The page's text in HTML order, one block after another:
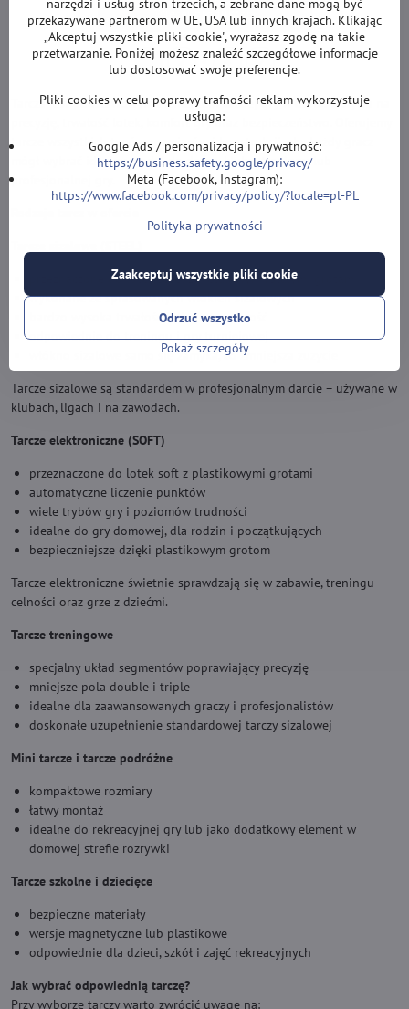
Więcej produktów
1 2 4
Tarcza jest podstawowym elementem każdej gry w darta. Wpływa na
precyzję, trwałość lotek, komfort gry oraz bezpieczeństwo. Oferujemy
tarcze wszystkich typów, rozmiarów i konstrukcji, aby każdy gracz
mógł wybrać idealny model do domu, klubu, treningu lub
profesjonalnej gry.
przeznaczone do lotek steel z metalowymi, stałymi grotami
wykonane ze sprasowanych włókien sizalowych
bardzo wysoka trwałość i długa żywotność
odpowiednie do treningu i gry turniejowej
włókno sizalowe samo się zamyka, co zmniejsza zużycie
Tarcze sizalowe są standardem w profesjonalnym darcie – używane w
klubach, ligach i na zawodach.
Tarcze elektroniczne (SOFT)
przeznaczone do lotek soft z plastikowymi grotami
automatyczne liczenie punktów
wiele trybów gry i poziomów trudności
idealne do gry domowej, dla rodzin i początkujących
bezpieczniejsze dzięki plastikowym grotom
Tarcze elektroniczne świetnie sprawdzają się w zabawie, treningu
celności oraz grze z dziećmi.
Tarcze treningowe
specjalny układ segmentów poprawiający precyzję
mniejsze pola double i triple
idealne dla zaawansowanych graczy i profesjonalistów
doskonałe uzupełnienie standardowej tarczy sizalowej
Mini tarcze i tarcze podróżne
kompaktowe rozmiary
łatwy montaż
idealne do rekreacyjnej gry lub jako dodatkowy element w
domowej strefie rozrywki
Tarcze szkolne i dziecięce
bezpieczne materiały
wersje magnetyczne lub plastikowe
odpowiednie dla dzieci, szkół i zajęć rekreacyjnych
Jak wybrać odpowiednią tarczę?
Przy wyborze tarczy warto zwrócić uwagę na:
narzędzi i usług stron trzecich, a zebrane dane mogą być
przekazywane partnerom w UE, USA lub innych krajach. Klikając
„Akceptuj wszystkie pliki cookie", wyrażasz zgodę na takie
przetwarzanie. Poniżej możesz znaleźć szczegółowe informacje
lub dostosować swoje preferencje.
Pliki cookies w celu poprawy trafności reklam wykorzystuje
usługa:
Google Ads / personalizacja i prywatność:
https://business.safety.google/privacy/
Meta (Facebook, Instagram):
https://www.facebook.com/privacy/policy/?locale=pl-PL
Polityka prywatności
Pokaż szczegóły
Zaakceptuj wszystkie pliki cookie
Odrzuć wszystko